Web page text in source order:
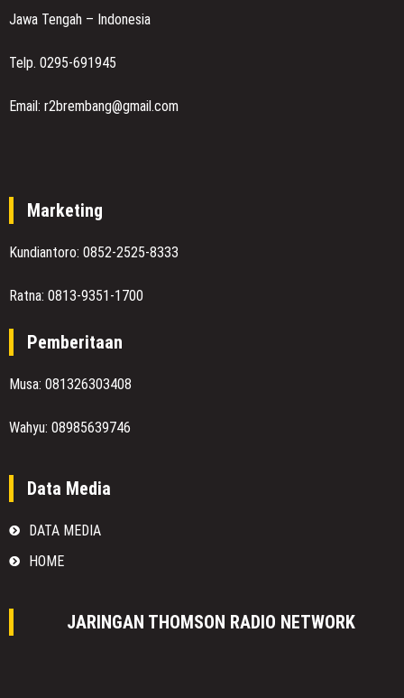
Jawa Tengah – Indonesia
Telp. 0295-691945
Email: r2brembang@gmail.com
Marketing
Kundiantoro: 0852-2525-8333
Ratna: 0813-9351-1700
Pemberitaan
Musa: 081326303408
Wahyu: 08985639746
Data Media
DATA MEDIA
HOME
JARINGAN THOMSON RADIO NETWORK